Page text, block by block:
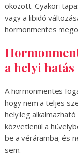
okozott. Gyakori
vagy a libidó
hormonmentes
a helyi
A hormonmentes
hogy nem a teljes
helyileg
közvetlenül a
be a véráramba, és
sem.